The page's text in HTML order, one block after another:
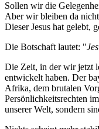
Sollen wir die
Aber wir bleiben da
Dieser Jesus hat gelebt,
Die Botschaft lautet: "
Die Zeit, in der wir jetzt
entwickelt haben. Der
Afrika, dem brutalen
Persönlichkeitsrechten
unserer Welt, sondern